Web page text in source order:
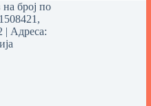
број по
Aдреса: